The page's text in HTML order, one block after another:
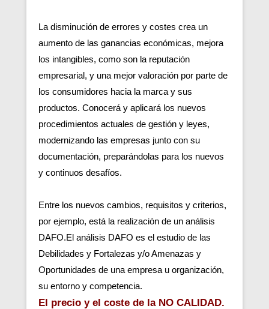
La disminución de errores y costes crea un
aumento de las ganancias económicas, mejora
los intangibles, como son la reputación
empresarial, y una mejor valoración por parte de
los consumidores hacia la marca y sus
productos. Conocerá y aplicará los nuevos
procedimientos actuales de gestión y leyes,
modernizando las empresas junto con su
documentación, preparándolas para los nuevos
y continuos desafíos.
Entre los nuevos cambios, requisitos y criterios,
por ejemplo, está la realización de un análisis
DAFO.El análisis DAFO es el estudio de las
Debilidades y Fortalezas y/o Amenazas y
Oportunidades de una empresa u organización,
su entorno y competencia.
El precio y el coste de la NO CALIDAD.